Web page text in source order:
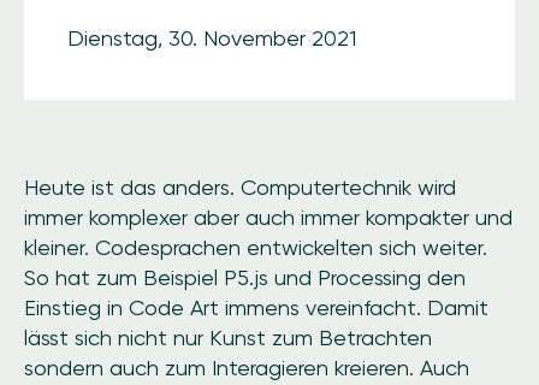
Dienstag, 30. November 2021
Heute ist das anders. Computertechnik wird
immer komplexer aber auch immer kompakter und
kleiner. Codesprachen entwickelten sich weiter.
So hat zum Beispiel P5.js und Processing den
Einstieg in Code Art immens vereinfacht. Damit
lässt sich nicht nur Kunst zum Betrachten
sondern auch zum Interagieren kreieren. Auch